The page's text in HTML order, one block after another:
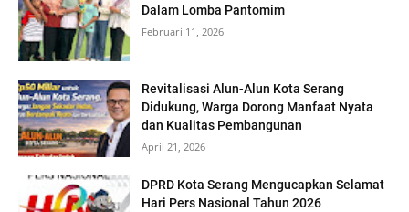
Dalam Lomba Pantomim
Februari 11, 2026
Revitalisasi Alun-Alun Kota Serang
Didukung, Warga Dorong Manfaat Nyata
dan Kualitas Pembangunan
April 21, 2026
DPRD Kota Serang Mengucapkan Selamat
Hari Pers Nasional Tahun 2026